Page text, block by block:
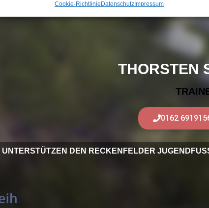
Cookie-Richtlinie DatenschutzImpressum
THORSTEN
0162
UNTERSTÜTZEN DEN RECKENFELDER